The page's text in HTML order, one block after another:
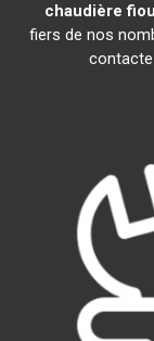
chaudière
fiers de nos